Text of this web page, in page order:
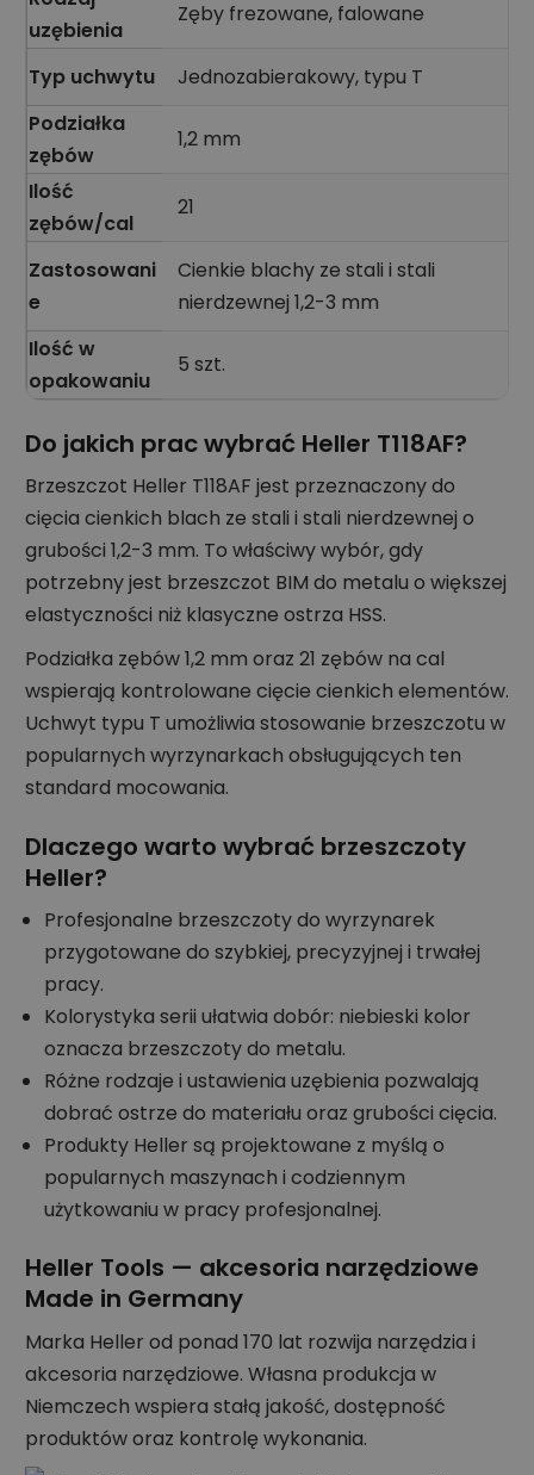
uzębienia
Zęby frezowane, falowane
Typ uchwytu
Jednozabierakowy, typu T
Podziałka
zębów
1,2 mm
Ilość
zębów/cal
21
Zastosowani
e
Cienkie blachy ze stali i stali
nierdzewnej 1,2-3 mm
Ilość w
opakowaniu
5 szt.
Do jakich prac wybrać Heller T118AF?
Brzeszczot Heller T118AF jest przeznaczony do
cięcia cienkich blach ze stali i stali nierdzewnej o
grubości 1,2-3 mm. To właściwy wybór, gdy
potrzebny jest brzeszczot BIM do metalu o większej
elastyczności niż klasyczne ostrza HSS.
Podziałka zębów 1,2 mm oraz 21 zębów na cal
wspierają kontrolowane cięcie cienkich elementów.
Uchwyt typu T umożliwia stosowanie brzeszczotu w
popularnych wyrzynarkach obsługujących ten
standard mocowania.
Dlaczego warto wybrać brzeszczoty
Heller?
Profesjonalne brzeszczoty do wyrzynarek
przygotowane do szybkiej, precyzyjnej i trwałej
pracy.
Kolorystyka serii ułatwia dobór: niebieski kolor
oznacza brzeszczoty do metalu.
Różne rodzaje i ustawienia uzębienia pozwalają
dobrać ostrze do materiału oraz grubości cięcia.
Produkty Heller są projektowane z myślą o
popularnych maszynach i codziennym
użytkowaniu w pracy profesjonalnej.
Heller Tools — akcesoria narzędziowe
Made in Germany
Marka Heller od ponad 170 lat rozwija narzędzia i
akcesoria narzędziowe. Własna produkcja w
Niemczech wspiera stałą jakość, dostępność
produktów oraz kontrolę wykonania.